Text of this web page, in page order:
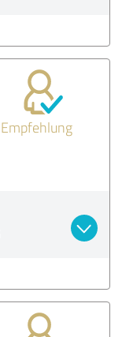
Empfehlung